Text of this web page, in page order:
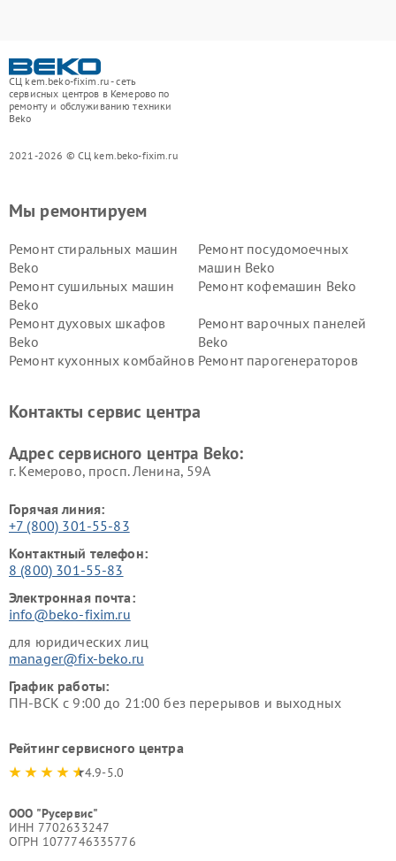
СЦ kem.beko-fixim.ru - сеть
сервисных центров в Кемерово по
ремонту и обслуживанию техники
Beko
2021-2026 © СЦ kem.beko-fixim.ru
Мы ремонтируем
Ремонт стиральных машин
Beko
Ремонт посудомоечных
машин Beko
Ремонт сушильных машин
Beko
Ремонт кофемашин Beko
Ремонт духовых шкафов
Beko
Ремонт варочных панелей
Beko
Ремонт кухонных комбайнов Ремонт парогенераторов
Ремонт холодильников Beko Ремонт морозильных камер
Контакты сервис центра
Адрес сервисного центра Beko:
г. Кемерово, просп. Ленина, 59А
Горячая линия:
+7 (800) 301-55-83
Контактный телефон:
8 (800) 301-55-83
Электронная почта:
info@beko-fixim.ru
для юридических лиц
manager@fix-beko.ru
График работы:
ПН-ВСК с 9:00 до 21:00 без перерывов и выходных
Рейтинг сервисного центра
4.9-5.0
ООО "Русервис"
ИНН 7702633247
ОГРН 1077746335776